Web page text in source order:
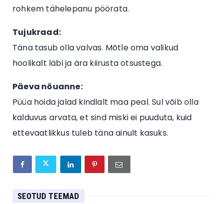
rohkem tähelepanu pöörata.
Tujukraad:
Täna tasub olla valvas. Mõtle oma valikud
hoolikalt läbi ja ära kiirusta otsustega.
Päeva nõuanne:
Püüa hoida jalad kindlalt maa peal. Sul võib olla
kalduvus arvata, et sind miski ei puuduta, kuid
ettevaatlikkus tuleb täna ainult kasuks.
SEOTUD TEEMAD